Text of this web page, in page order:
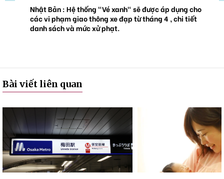
Nhật Bản : Hệ thống "Vé xanh" sẽ được áp dụng cho
các vi phạm giao thông xe đạp từ tháng 4 , chi tiết
danh sách và mức xử phạt.
Bài viết liên quan